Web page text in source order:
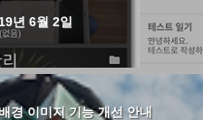
년 6월 2일
경 이미지 기능 개선 안내